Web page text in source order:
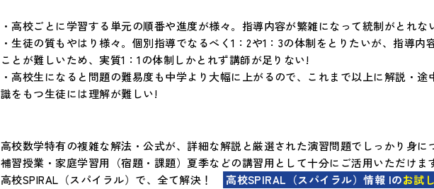
・高校ごとに学習する単元の順番や進度が様々。指導内容が繁雑になって統制がとれな
・生徒の質もやはり様々。個別指導でなるべく1：2や1：3の体制をとりたいが、指導内
ことが難しいため、実質1：1の体制しかとれず講師が足りない!
・高校生になると問題の難易度も中学より大幅に上がるので、これまで以上に解説・
識をもつ生徒には理解が難しい!
高校数学特有の複雑な解法・公式が、詳細な解説と厳選された演習問題でしっかり身に
補習授業・家庭学習用（宿題・課題）夏季などの講習用として十分にご活用いただけま
高校SPIRAL（スパイラル）で、全て解決！
高校SPIRAL（スパイラル）情報 Iのお試